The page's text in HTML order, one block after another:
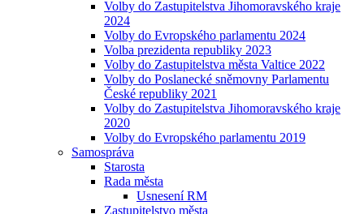
Volby do Zastupitelstva Jihomoravského kraje
2024
Volby do Evropského parlamentu 2024
Volba prezidenta republiky 2023
Volby do Zastupitelstva města Valtice 2022
Volby do Poslanecké sněmovny Parlamentu
České republiky 2021
Volby do Zastupitelstva Jihomoravského kraje
2020
Volby do Evropského parlamentu 2019
Samospráva
Starosta
Rada města
Usnesení RM
Zastupitelstvo města